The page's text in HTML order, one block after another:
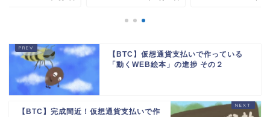
【BTC】仮想通貨支払いで作っている
「動くWEB絵本」の進捗 その２
【BTC】完成間近！仮想通貨支払いで作